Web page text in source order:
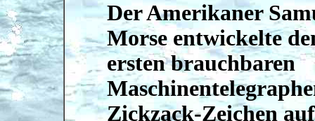
Der Amerikaner
Morse entwickelte
ersten brauchbaren
Zickzack-Zeichen